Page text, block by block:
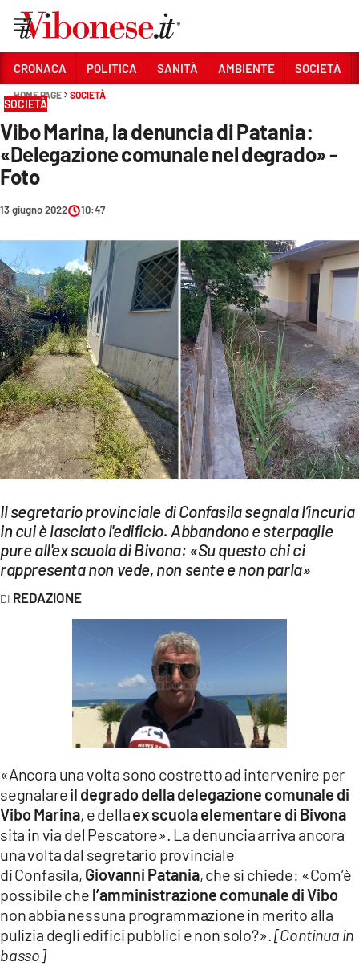
Sezioni
CRONACA
POLITICA
SOCIETÀ
CULTURA
ECONOMIA E LAVORO
EVENTI
SPORT
Streaming
LAC TV
LAC NETWORK
LAC ONAIR
LaC
Network
LACONAIR.IT
ILREGGINO.IT
COSENZACHANNEL.IT
ILVIBONESE.IT
CATANZAROCHANNEL.IT
LACAPITALENEWS.IT
App
CRONACA POLITICA SANITÀ AMBIENTE SOCIETÀ
HOME PAGE SOCIETÀ
SOCIETÀ
Vibo Marina, la denuncia di Patania:
«Delegazione comunale nel degrado» -
Foto
13 giugno 2022 10:47
Il segretario provinciale di Confasila segnala l’incuria
in cui è lasciato l'edificio. Abbandono e sterpaglie
pure all'ex scuola di Bivona: «Su questo chi ci
rappresenta non vede, non sente e non parla»
REDAZIONE
«Ancora una volta sono costretto ad intervenire per
segnalareil degrado della delegazione comunale di
Vibo Marina, e dellaex scuola elementare di Bivona
sita in via del Pescatore». La denuncia arriva ancora
una volta dal segretario provinciale
di Confasila, Giovanni Patania, che si chiede: «Com’è
possibile che l’amministrazione comunale di Vibo
non abbia nessuna programmazione in merito alla
pulizia degli edifici pubblici e non solo?».[Continua in
basso]